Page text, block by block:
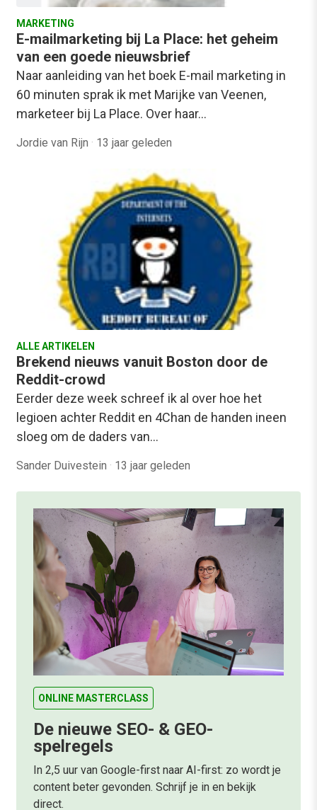
MARKETING
E-mailmarketing bij La Place: het geheim
van een goede nieuwsbrief
Naar aanleiding van het boek E-mail marketing in
60 minuten sprak ik met Marijke van Veenen,
marketeer bij La Place. Over haar…
Jordie van Rijn · 13 jaar geleden
ALLE ARTIKELEN
Brekend nieuws vanuit Boston door de
Reddit-crowd
Eerder deze week schreef ik al over hoe het
legioen achter Reddit en 4Chan de handen ineen
sloeg om de daders van…
Sander Duivestein · 13 jaar geleden
ONLINE MASTERCLASS
De nieuwe SEO- & GEO-
spelregels
In 2,5 uur van Google-first naar AI-first: zo wordt je
content beter gevonden. Schrijf je in en bekijk
direct.